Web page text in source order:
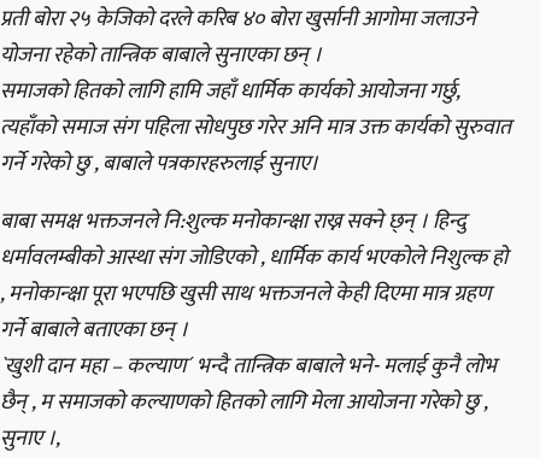
प्रती बोरा २५ केजिको दरले करिब ४० बोरा खुर्सानी आगोमा जलाउने
योजना रहेको तान्त्रिक बाबाले सुनाएका छन् ।
समाजको हितको लागि हामि जहाँ धार्मिक कार्यको आयोजना गर्छु,
त्यहाँको समाज संग पहिला सोधपुछ गरेर अनि मात्र उक्त कार्यको सुरुवात
गर्ने गरेको छु , बाबाले पत्रकारहरुलाई सुनाए।
बाबा समक्ष भक्तजनले नि:शुल्क मनोकान्क्षा राख्न सक्ने छ्न् । हिन्दु
धर्मावलम्बीको आस्था संग जोडिएको , धार्मिक कार्य भएकोले निशुल्क हो
, मनोकान्क्षा पूरा भएपछि खुसी साथ भक्तजनले केही दिएमा मात्र ग्रहण
गर्ने बाबाले बताएका छन् ।
`खुशी दान महा – कल्याण´ भन्दै तान्त्रिक बाबाले भने- मलाई कुनै लोभ
छैन् , म समाजको कल्याणको हितको लागि मेला आयोजना गरेको छु ,
सुनाए ।,